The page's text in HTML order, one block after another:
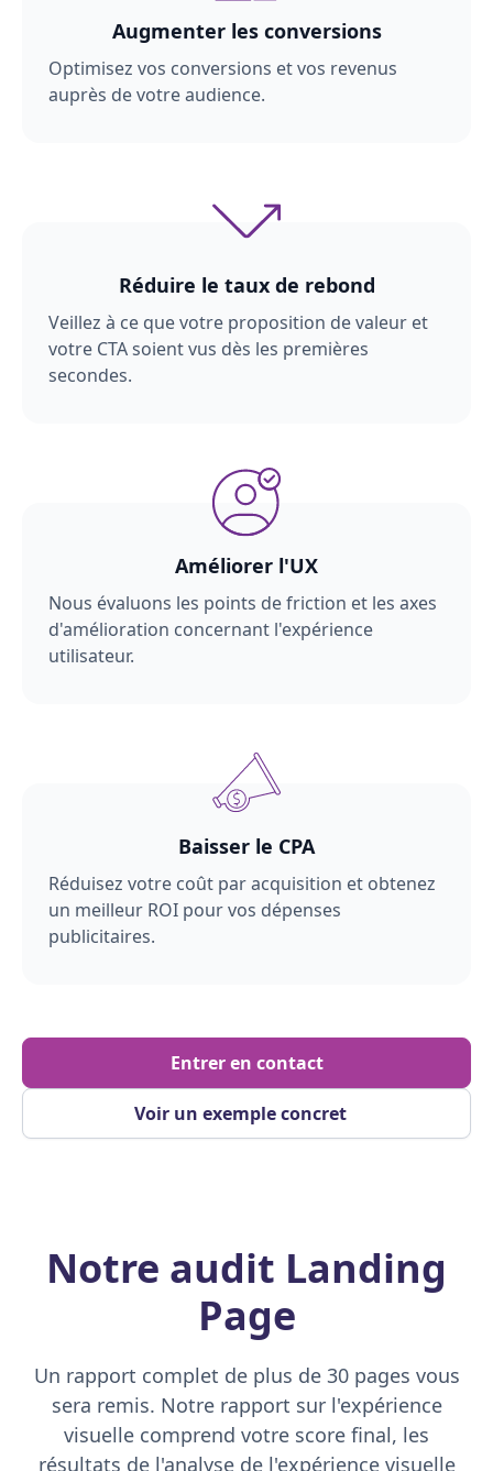
Augmenter les conversions
Optimisez vos conversions et vos revenus
auprès de votre audience.
Réduire le taux de rebond
Veillez à ce que votre proposition de valeur et
votre CTA soient vus dès les premières
secondes.
Améliorer l'UX
Nous évaluons les points de friction et les axes
d'amélioration concernant l'expérience
utilisateur.
Baisser le CPA
Réduisez votre coût par acquisition et obtenez
un meilleur ROI pour vos dépenses
publicitaires.
Voir un exemple concret
Entrer en contact
Notre audit Landing
Page
Un rapport complet de plus de 30 pages vous
sera remis. Notre rapport sur l'expérience
visuelle comprend votre score final, les
résultats de l'analyse de l'expérience visuelle